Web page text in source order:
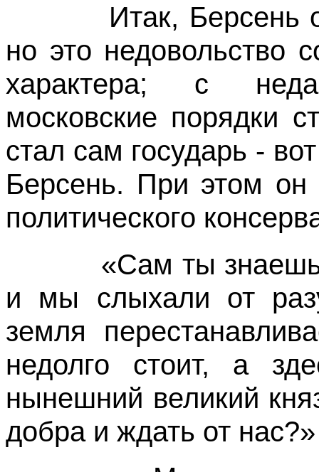
Итак, Берсень
но это недовольство
характера; с
московские порядки
стал сам государь -
Берсень. При этом
политического
«Сам ты знаешь,
и мы слыхали от
земля
недолго стоит, а
нынешний великий
добра и ждать от нас?»